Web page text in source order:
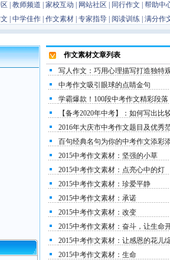
教师频道 家校互动 网站社区 同行作文
帮助中
中学佳作| 作文素材| 专家指导| 阅读训练| 满分作
作文素材文章列表
写人作文：巧用心理描写打造独特
中考作文吸引眼球的点睛金句
学霸爆款！100段中考作文精彩段
【备考2020年中考】：如何写出
2016年大庆市中考作文题目及优秀
百句经典名句为你的中考作文添彩
2015中考作文素材：坚强的小草
2015中考作文素材：点亮心中的灯
2015中考作文素材：珍爱平静
2015中考作文素材：承诺
2015中考作文素材：改变
2015中考作文素材：奋斗，让生命
2015中考作文素材：让感恩的花儿
2015中考作文素材：生命